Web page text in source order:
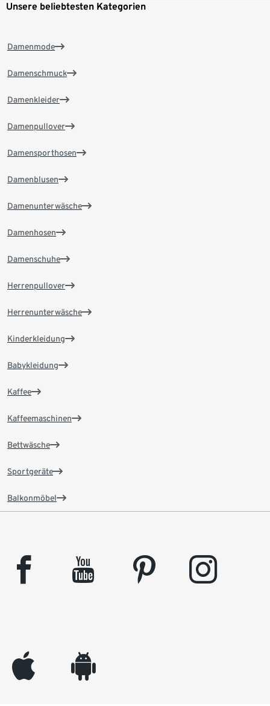
Unsere beliebtesten Kategorien
Damenmode
Damenschmuck
Damenkleider
Damenpullover
Damensporthosen
Damenblusen
Damenunterwäsche
Damenhosen
Damenschuhe
Herrenpullover
Herrenunterwäsche
Kinderkleidung
Babykleidung
Kaffee
Kaffeemaschinen
Bettwäsche
Sportgeräte
Balkonmöbel
facebook youtube pinterest instagram
appleinc android